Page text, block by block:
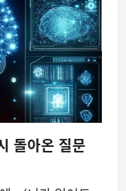
돌아온 질문